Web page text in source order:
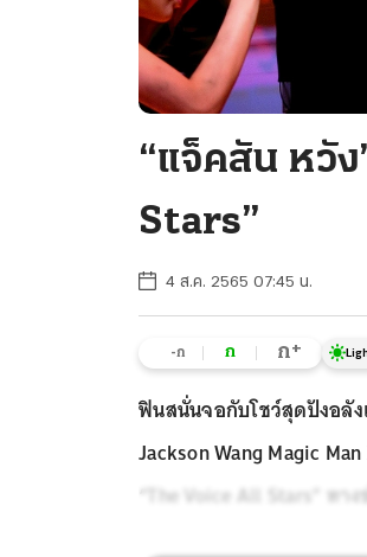
“แจ็คสัน หวัง
Stars”
4 ส.ค. 2565 07:45 น.
-ก ก ก+
ฟินสนั่นจอกับโชว์สุดปังอลัง
Jackson Wang Magic
“The Voice All Stars” ทา
ที่ตั้งตารอคอย แต่ยังรวม